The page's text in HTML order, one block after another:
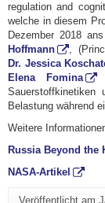
regulation and
welche in diesem
Dezember 2018 ans
Hoffmann
,
Dr. Jessica
Elena Fomina
Sauerstoffkinetiken
Belastung während
Weitere
Russia Beyond the
NASA-Artikel
Veröffentlicht am